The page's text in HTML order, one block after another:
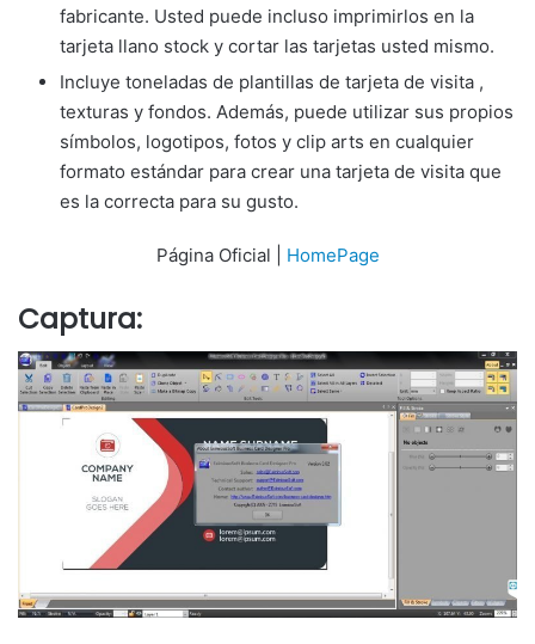
fabricante. Usted puede incluso imprimirlos en la
tarjeta llano stock y cortar las tarjetas usted mismo.
Incluye toneladas de plantillas de tarjeta de visita ,
texturas y fondos. Además, puede utilizar sus propios
símbolos, logotipos, fotos y clip arts en cualquier
formato estándar para crear una tarjeta de visita que
es la correcta para su gusto.
Página Oficial | HomePage
Captura: